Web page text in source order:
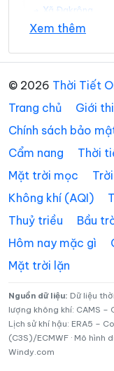
Xã Đakrông
Xã Hướng Hiệp
Xã Hướng Phùng
Xã Kim Điền
Xã Lao Bảo
Xã Lệ Thủy
Xã Mỹ Thủy
Xã Nam Cửa
Xã Nam Hải Lăng
Xem thêm
© 2026 Thời Tiết
Trang chủ
Giới
Chính sách bảo
Cẩm nang
Thời
Mặt trời mọc
Không khí (AQI)
Thuỷ triều
Bầu
Hôm nay mặc gì
Mặt trời lặn
Nguồn dữ liệu: Dữ liệu
lượng không khí: CAMS
Lịch sử khí hậu: ERA5 –
(C3S)/ECMWF · Mô hình
Windy.com